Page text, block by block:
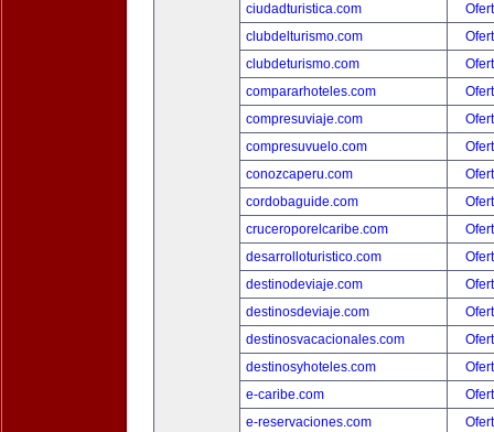
ciudadturistica.com
clubdelturismo.com
clubdeturismo.com
compararhoteles.com
compresuviaje.com
compresuvuelo.com
conozcaperu.com
cordobaguide.com
cruceroporelcaribe.com
desarrolloturistico.com
destinodeviaje.com
destinosdeviaje.com
destinosvacacionales.com
destinosyhoteles.com
e-caribe.com
e-reservaciones.com